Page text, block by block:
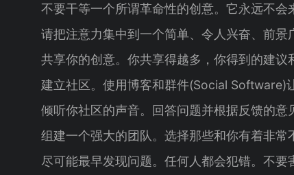
不要干等一个所谓革命性的创意。它永远不会
请把注意力集中到一个简单、令人兴奋、前景
共享你的创意。你共享得越多，你得到的建议
建立社区。使用博客和群件(Social Software)
倾听你社区的声音。回答问题并根据反馈的意
组建一个强大的团队。选择那些和你有着非常
尽可能最早发现问题。任何人都会犯错。不